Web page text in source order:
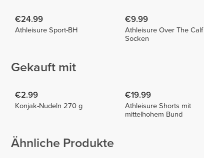
€24.99
Athleisure Sport-BH
€9.99
Athleisure Over The Calf
Socken
Gekauft mit
€2.99
Konjak-Nudeln 270 g
€19.99
Athleisure Shorts mit
mittelhohem Bund
Ähnliche Produkte